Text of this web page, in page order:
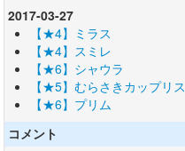
2017-03-27
【★4】ミラス
【★4】スミレ
【★6】シャウラ
【★5】むらさきカップリス
【★6】プリム
コメント